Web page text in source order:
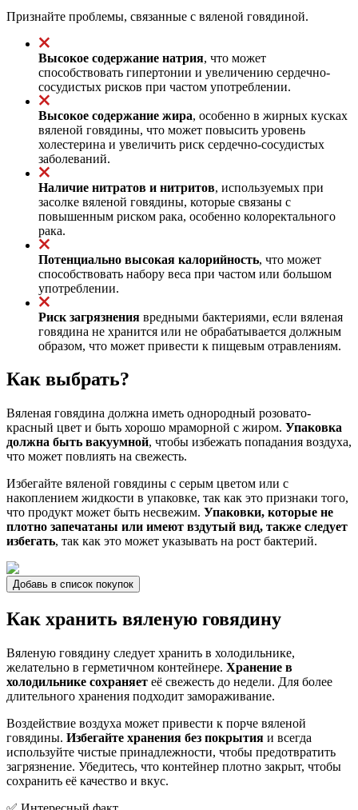
Признайте проблемы, связанные с вяленой говядиной.
Высокое содержание натрия, что может
способствовать гипертонии и увеличению сердечно-
сосудистых рисков при частом употреблении.
Высокое содержание жира, особенно в жирных кусках
вяленой говядины, что может повысить уровень
холестерина и увеличить риск сердечно-сосудистых
заболеваний.
Наличие нитратов и нитритов, используемых при
засолке вяленой говядины, которые связаны с
повышенным риском рака, особенно колоректального
рака.
Потенциально высокая калорийность, что может
способствовать набору веса при частом или большом
употреблении.
Риск загрязнения вредными бактериями, если вяленая
говядина не хранится или не обрабатывается должным
образом, что может привести к пищевым отравлениям.
Как выбрать?
Вяленая говядина должна иметь однородный розовато-
красный цвет и быть хорошо мраморной с жиром. Упаковка
должна быть вакуумной, чтобы избежать попадания воздуха,
что может повлиять на свежесть.
Избегайте вяленой говядины с серым цветом или с
накоплением жидкости в упаковке, так как это признаки того,
что продукт может быть несвежим. Упаковки, которые не
плотно запечатаны или имеют вздутый вид, также следует
избегать, так как это может указывать на рост бактерий.
Добавь в список покупок
Как хранить вяленую говядину
Вяленую говядину следует хранить в холодильнике,
желательно в герметичном контейнере. Хранение в
холодильнике сохраняет её свежесть до недели. Для более
длительного хранения подходит замораживание.
Воздействие воздуха может привести к порче вяленой
говядины. Избегайте хранения без покрытия и всегда
используйте чистые принадлежности, чтобы предотвратить
загрязнение. Убедитесь, что контейнер плотно закрыт, чтобы
сохранить её качество и вкус.